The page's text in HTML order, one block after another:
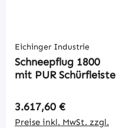
Eichinger Industrie
Schneepflug 1800
mit PUR Schürfleiste
Regulärer Preis:
3.617,60 €
Preise inkl. MwSt. zzgl.